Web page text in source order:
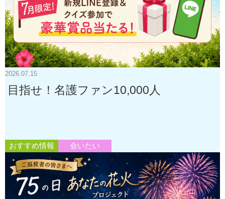
2026.07.15
目指せ！名護ファン10,000人
おすすめ情報 会いたい